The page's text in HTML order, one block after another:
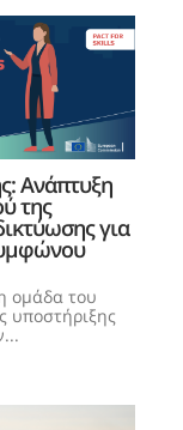
Ανάπτυξη
της
για
ομάδα του
υποστήριξης